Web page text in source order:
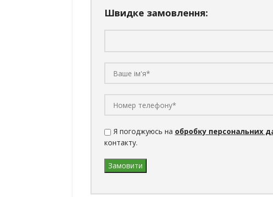
Швидке замовлення:
Я погоджуюсь на обробку персональних
контакту.